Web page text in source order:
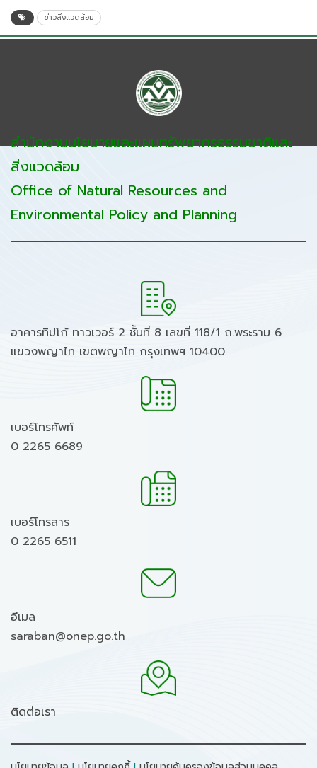
ข่าวสิ่งแวดล้อม
สำนักงานนโยบายและแผนทรัพยากรธรรมชาติและ
สิ่งแวดล้อม
Office of Natural Resources and
Environmental Policy and Planning
อาคารทิปโก้ ทาวเวอร์ 2 ชั้นที่ 8 เลขที่ 118/1 ถ.พระราม 6
แขวงพญาไท เขตพญาไท กรุงเทพฯ 10400
เบอร์โทรศัพท์
0 2265 6689
เบอร์โทรสาร
0 2265 6511
อีเมล
saraban@onep.go.th
ติดต่อเรา